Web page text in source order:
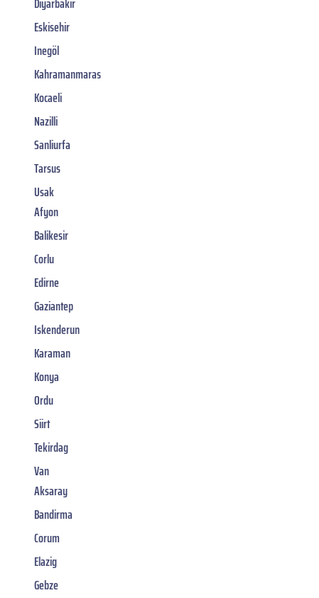
Eskisehir
Inegöl
Kahramanmaras
Kocaeli
Nazilli
Sanliurfa
Tarsus
Usak
Afyon
Balikesir
Corlu
Edirne
Gaziantep
Iskenderun
Karaman
Konya
Ordu
Siirt
Tekirdag
Van
Aksaray
Bandirma
Corum
Elazig
Gebze